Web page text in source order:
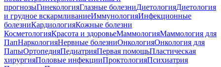
прогнозыГинекологияГлазные болезниДиетологияДиетология
и грудное вскармливаниеИммунологияИнфекционные
болезниКардиологияКожные болезни
КосметологияКрасота и здоровьеМаммологияМаммология для
ПапНаркологияНервные болезниОнкологияОнкология для
ПапыОртопедияПедиатрияПервая помощьПластическая
хирургияПоловые инфекцииПроктологияПсихиатрия